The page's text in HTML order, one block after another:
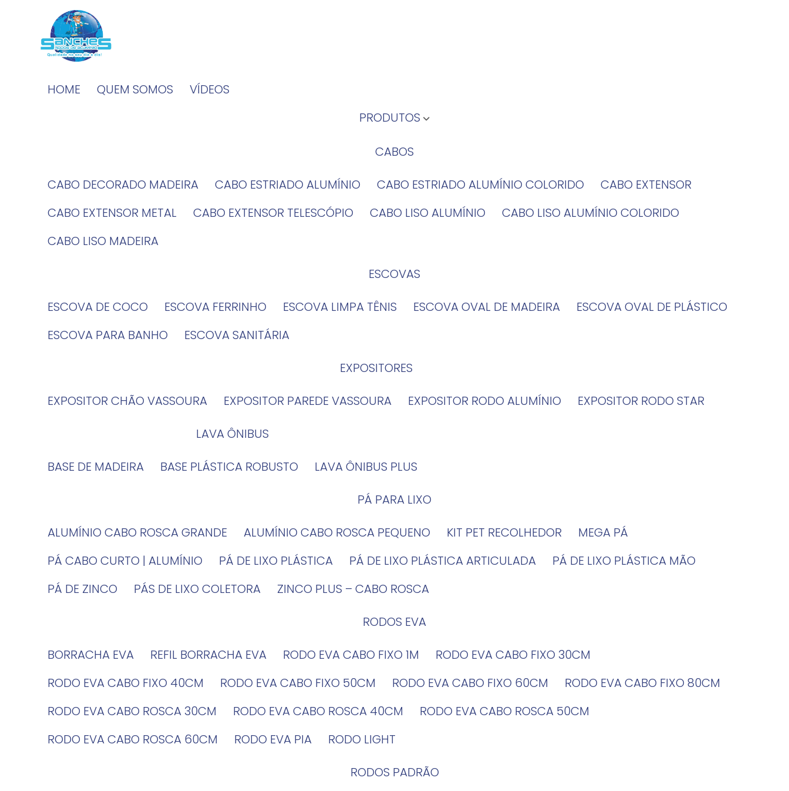
HOME QUEM SOMOS
VÍDEOS
PRODUTOS
CABOS
CABO DECORADO MADEIRA
CABO ESTRIADO ALUMÍNIO CABO ESTRIADO ALUMÍNIO COLORIDO
CABO EXTENSOR
CABO EXTENSOR METAL
CABO EXTENSOR TELESCÓPIO CABO LISO ALUMÍNIO
CABO LISO ALUMÍNIO COLORIDO
CABO LISO MADEIRA
ESCOVAS
ESCOVA DE COCO
ESCOVA FERRINHO ESCOVA LIMPA TÊNIS ESCOVA OVAL DE MADEIRA
ESCOVA OVAL DE PLÁSTICO
ESCOVA PARA BANHO
ESCOVA SANITÁRIA
EXPOSITORES
EXPOSITOR CHÃO VASSOURA
EXPOSITOR PAREDE VASSOURA EXPOSITOR RODO ALUMÍNIO
EXPOSITOR RODO STAR
LAVA ÔNIBUS
BASE DE MADEIRA
BASE PLÁSTICA ROBUSTO
LAVA ÔNIBUS PLUS
PÁ PARA LIXO
ALUMÍNIO CABO ROSCA GRANDE
ALUMÍNIO CABO ROSCA PEQUENO KIT PET RECOLHEDOR
MEGA PÁ
PÁ CABO CURTO | ALUMÍNIO
PÁ DE LIXO PLÁSTICA PÁ DE LIXO PLÁSTICA ARTICULADA
PÁ DE LIXO PLÁSTICA MÃO
PÁ DE ZINCO
PÁS DE LIXO COLETORA
ZINCO PLUS – CABO ROSCA
RODOS EVA
BORRACHA EVA
REFIL BORRACHA EVA RODO EVA CABO FIXO 1M
RODO EVA CABO FIXO 30CM
RODO EVA CABO FIXO 40CM
RODO EVA CABO FIXO 50CM RODO EVA CABO FIXO 60CM
RODO EVA CABO FIXO 80CM
RODO EVA CABO ROSCA 30CM
RODO EVA CABO ROSCA 40CM
RODO EVA CABO ROSCA 50CM
RODO EVA CABO ROSCA 60CM
RODO EVA PIA
RODO LIGHT
RODOS PADRÃO